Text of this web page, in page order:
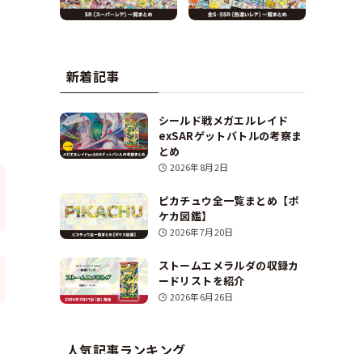
新着記事
シールド戦メガエルレイド
exSARゲットバトルの考察ま
とめ
2026年8月2日
ピカチュウ全一覧まとめ【ポ
ケカ図鑑】
2026年7月20日
ストームエメラルダの収録カ
ードリストを紹介
2026年6月26日
人気記事ランキング